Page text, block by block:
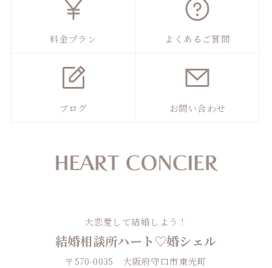
料金プラン よくあるご質問
ブログ お問い合わせ
大恋愛して結婚しよう！
結婚相談所ハート♡婚シェル
〒570-0035 大阪府守口市東光町